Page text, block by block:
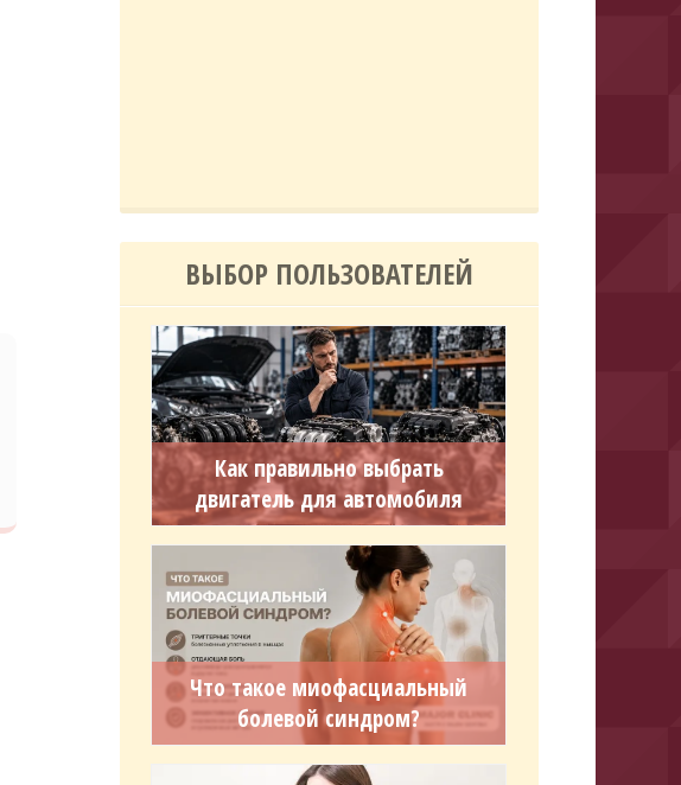
ВЫБОР ПОЛЬЗОВАТЕЛЕЙ
Как правильно выбрать
двигатель для автомобиля
Что такое миофасциальный
болевой синдром?